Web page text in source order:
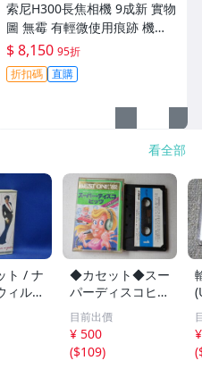
索尼H300長焦相機 9成新 實物
圖 無霉 有輕微使用痕跡 機身
鏡頭原裝 無拆修無翻新-3430
$ 8,150 95折
折扣碼 直購
看全部
ト / ナ
ィルソ
入 歌
付 0
◆カセット◆スー
パーディスコヒッ
ツ BEST ONE '8
2 ジャケット切り
取り加工 中古カ
セットテープ多数
目前出價
¥ 500
($109)
(